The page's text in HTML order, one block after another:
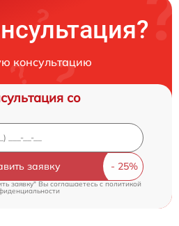
консультацию
со
заявку
заявку" Вы соглашаетесь cполитикой